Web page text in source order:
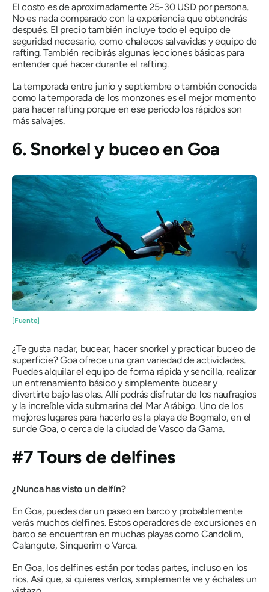
El costo es de aproximadamente 25-30 USD por persona.
No es nada comparado con la experiencia que obtendrás
después. El precio también incluye todo el equipo de
seguridad necesario, como chalecos salvavidas y equipo de
rafting. También recibirás algunas lecciones básicas para
entender qué hacer durante el rafting.
La temporada entre junio y septiembre o también conocida
como la temporada de los monzones es el mejor momento
para hacer rafting porque en ese período los rápidos son
más salvajes.
6. Snorkel y buceo en Goa
[Fuente]
¿Te gusta nadar, bucear, hacer snorkel y practicar buceo de
superficie? Goa ofrece una gran variedad de actividades.
Puedes alquilar el equipo de forma rápida y sencilla, realizar
un entrenamiento básico y simplemente bucear y
divertirte bajo las olas. Allí podrás disfrutar de los naufragios
y la increíble vida submarina del Mar Arábigo. Uno de los
mejores lugares para hacerlo es la playa de Bogmalo, en el
sur de Goa, o cerca de la ciudad de Vasco da Gama.
#7 Tours de delfines
¿Nunca has visto un delfín?
En Goa, puedes dar un paseo en barco y probablemente
verás muchos delfines. Estos operadores de excursiones en
barco se encuentran en muchas playas como Candolim,
Calangute, Sinquerim o Varca.
En Goa, los delfines están por todas partes, incluso en los
ríos. Así que, si quieres verlos, simplemente ve y échales un